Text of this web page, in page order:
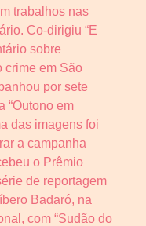
trabalhos nas
Co-dirigiu “E
sobre
crime em São
por sete
“Outono em
das imagens foi
a campanha
o Prêmio
de reportagem
Badaró, na
com “Sudão do